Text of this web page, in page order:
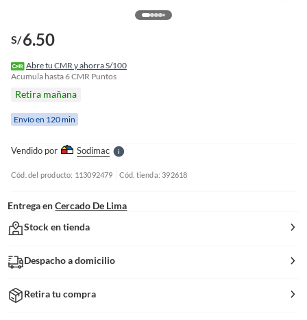
S/6.50
Abre tu CMR y ahorra S/100
Acumula hasta6CMR Puntos
Retira mañana
Envío en 120 min
Vendido por SodimacS
n
f
Cód. del producto: 113092479 Cód. tienda: 392618
Entrega en Cercado De Lima
Stock en tienda
Despacho a domicilio
Retira tu compra